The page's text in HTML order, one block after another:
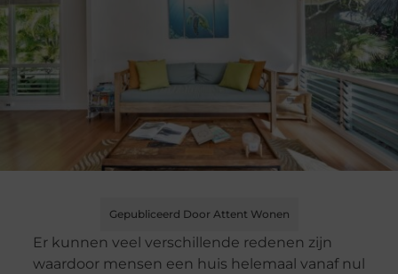
Gepubliceerd Door Attent Wonen
Er kunnen veel verschillende redenen zijn
waardoor mensen een huis helemaal vanaf nul